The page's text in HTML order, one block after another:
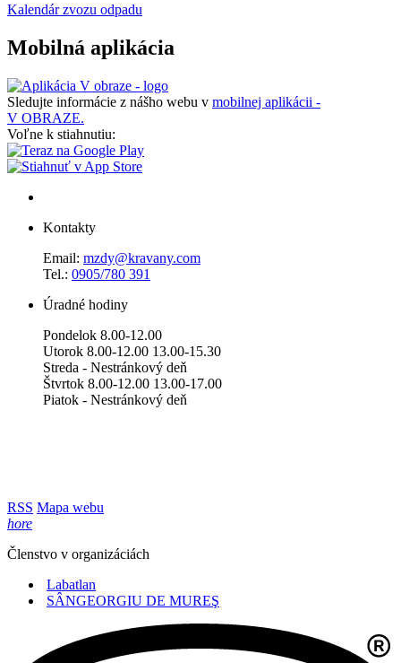
Kalendár zvozu odpadu
Mobilná aplikácia
Sledujte informácie z nášho webu v mobilnej aplikácii -
V OBRAZE.
Voľne k stiahnutiu:
Kontakty
Email: mzdy@kravany.com
Tel.: 0905/780 391
Úradné hodiny
Pondelok 8.00-12.00
Utorok 8.00-12.00 13.00-15.30
Streda - Nestránkový deň
Štvrtok 8.00-12.00 13.00-17.00
Piatok - Nestránkový deň
RSS Mapa webu
hore
Členstvo v organizáciách
Labatlan
SÂNGEORGIU DE MUREŞ